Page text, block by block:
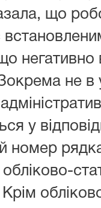
що
негативно
Зокрема не в
у
номер рядка
Крім